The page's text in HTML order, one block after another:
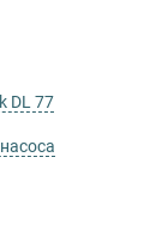
DL 77